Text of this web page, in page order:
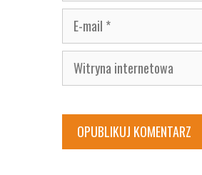
E-
mail
Witryna
internetowa